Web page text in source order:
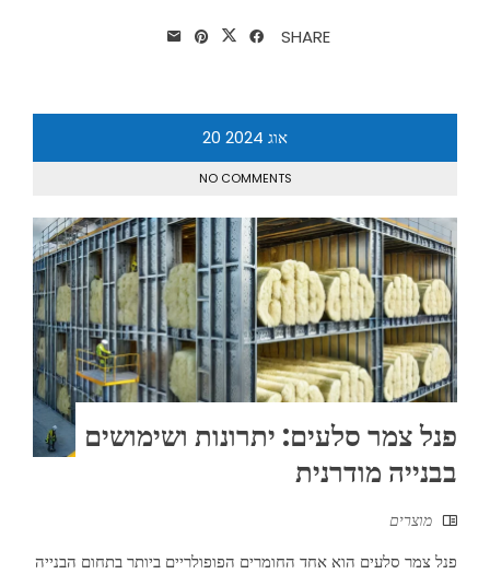
SHARE
אוג 20 2024
NO COMMENTS
פנל צמר סלעים: יתרונות ושימושים
בבנייה מודרנית
מוצרים
פנל צמר סלעים הוא אחד החומרים הפופולריים ביותר בתחום הבנייה